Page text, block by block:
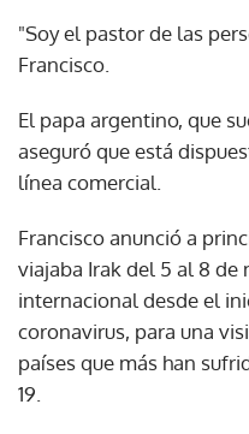
"Soy el pastor de las
Francisco.
El papa argentino, que
aseguró que está
línea comercial.
Francisco anunció a
viajaba Irak del 5 al 8 de
internacional desde el
coronavirus, para una
países que más han
19.